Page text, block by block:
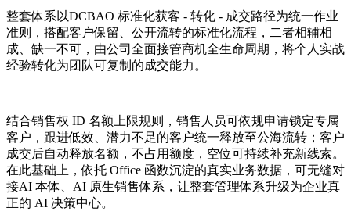
整套体系以DCBAO 标准化获客 - 转化 - 成交路径为统一作业
准则，搭配客户保留、公开流转的标准化流程，二者相辅相
成、缺一不可，由公司全面接管商机全生命周期，将个人实战
经验转化为团队可复制的成交能力。
结合销售权 ID 名额上限规则，销售人员可依规申请锁定专属
客户，跟进低效、潜力不足的客户统一释放至公海流转；客户
成交后自动释放名额，不占用额度，空位可持续补充新线索。
在此基础上，依托 Office 函数沉淀的真实业务数据，可无缝对
接AI 本体、AI 原生销售体系，让整套管理体系升级为企业真
正的 AI 决策中心。